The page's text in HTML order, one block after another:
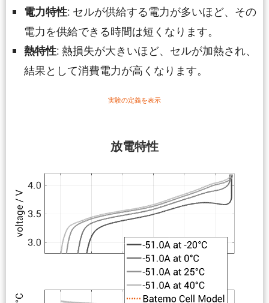
放電特性
電力特性: セルが供給する電力が多いほど、その
電力を供給できる時間は短くなります。
熱特性: 熱損失が大きいほど、セルが加熱され、
結果として消費電力が高くなります。
実験の定義を表示